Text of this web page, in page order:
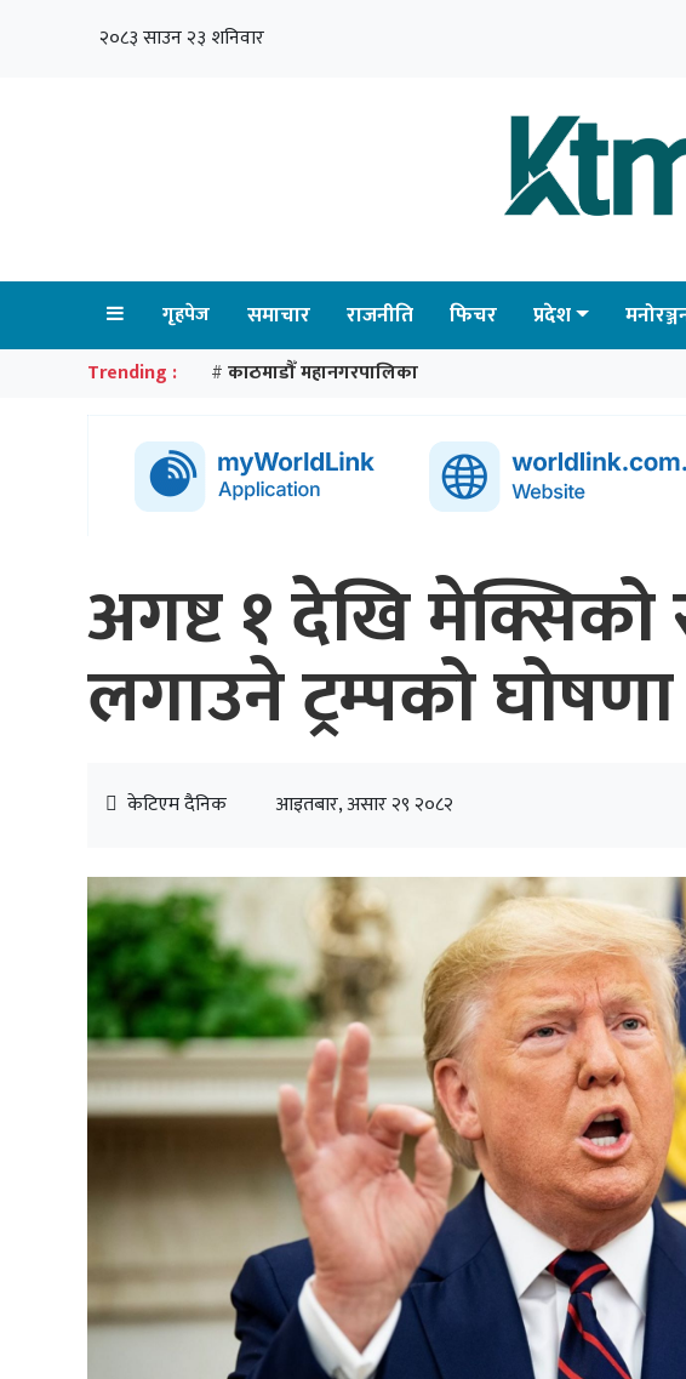
२०८३ साउन २३ शनिवार
गृहपेज समाचार राजनीति फिचर प्रदेश
Trending : # काठमाडौँ महानगरपालिका
अगष्ट १ देखि
लगाउने ट्रम्पको घोषणा
केटिएम दैनिक आइतबार, असार २९ २०८२